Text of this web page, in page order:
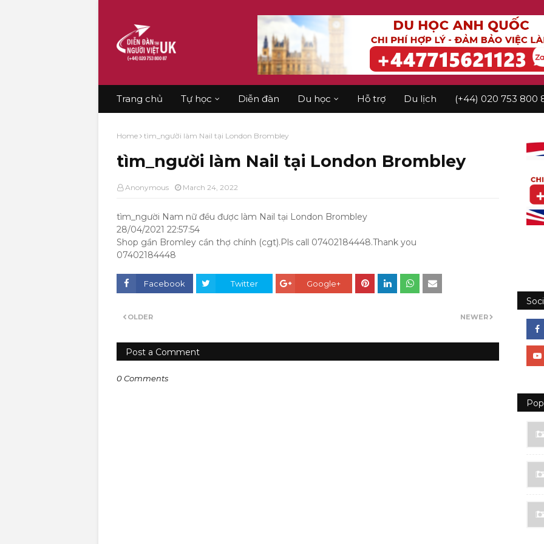
Trang chủ Tự học Diễn đàn Du học Hỗ trợ Du lịch (+44) 020 753 800
Home tìm_người làm Nail tại London Brombley
tìm_người làm Nail tại London Brombley
Anonymous March 24, 2022
tìm_người Nam nữ đều được làm Nail tại London Brombley
28/04/2021 22:57:54
Shop gần Bromley cần thợ chính (cgt).Pls call 07402184448.Thank you
07402184448
Facebook Twitter Google+
NEWER
OLDER
Post a Comment
0 Comments